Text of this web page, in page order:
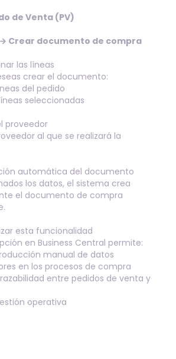
de Venta (PV)
Crear documento de compra
las líneas
crear el documento:
del pedido
seleccionadas
proveedor
al que se realizará la
automática del documento
los datos, el sistema crea
el documento de compra
esta funcionalidad
en Business Central permite:
manual de datos
en los procesos de compra
entre pedidos de venta y
operativa